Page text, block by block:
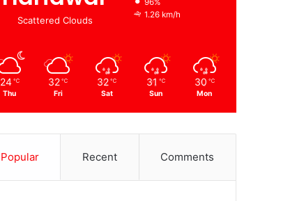
Scattered Clouds
96%
1.26 km/h
24 ℃
Thu
32 ℃
Fri
32 ℃
Sat
31 ℃
Sun
30 ℃
Mon
Popular Recent Comments